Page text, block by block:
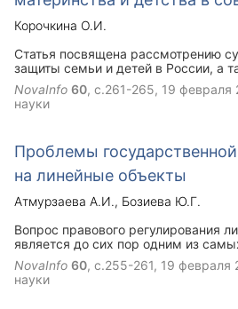
Корочкина О.И.
Статья посвящена рассмотрению
защиты семьи и детей в России, а
механизмам ее осуществления.
NovaInfo 60, с.261-265, 19 февраля
науки
Проблемы
на линейные объекты
Атмурзаева А.И.
Бозиева Ю.Г.
Вопрос правового регулирования
является до сих пор одним из
градостроительном и земельном
Отсутствие эффективного и
правового регулирования и
NovaInfo 60, с.255-261, 19 февраля
науки